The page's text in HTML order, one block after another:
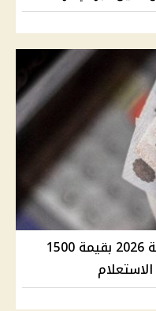
صرف منحة العمالة غير المنتظمة 2026 بقيمة 1500